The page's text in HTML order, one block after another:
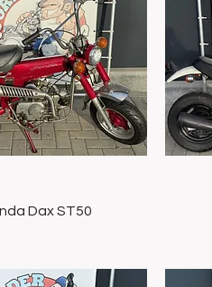
overzicht
Dax ST50